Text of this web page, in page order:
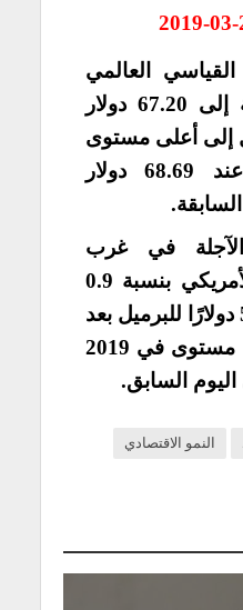
العالمي
نحو واحد في المئة إلى 67.20 دولار
إلى أعلى مستوى
في أربعة أشهر عند 68.69 دولار
في غرب
تكساس الوسيط الأمريكي بنسبة 0.9
في المائة إلى 59.42 دولارًا للبرميل بعد
أن وصلت إلى أعلى مستوى في 2019
النمو الاقتصادي